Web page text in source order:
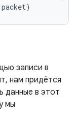
packet)
записи в
нам придётся
данные в этот
мы